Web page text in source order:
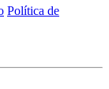
Política de